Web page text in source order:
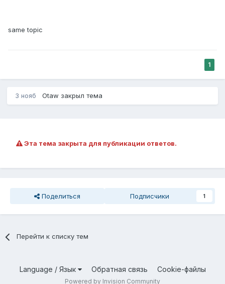
same topic
1
3 нояб Otaw закрыл тема
Эта тема закрыта для публикации ответов.
Поделиться Подписчики 1
Перейти к списку тем
Language / Язык Обратная связь Cookie-файлы
Powered by Invision Community